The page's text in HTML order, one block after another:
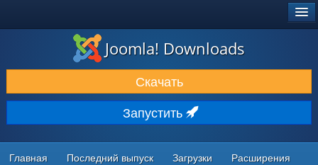
ЗАГРУЗКИ И РАСШИРЕНИЯ
ДОКУМЕНТАЦИЯ И ОБУЧЕНИЕ
СООБЩЕСТВО И ПОДДЕРЖКА
РЕСУРСЫ ДЛЯ РАЗРАБОТЧИКОВ
Joomla! Downloads
Скачать
Запустить
Главная Последний выпуск Загрузки Расширения